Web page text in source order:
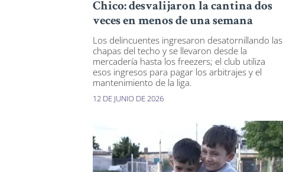
Chico: desvalijaron la cantina dos
veces en menos de una semana
Los delincuentes ingresaron desatornillando las
chapas del techo y se llevaron desde la
mercadería hasta los freezers; el club utiliza
esos ingresos para pagar los arbitrajes y el
mantenimiento de la liga.
12 DE JUNIO DE 2026